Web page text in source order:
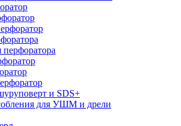
и SDS+
для УШМ и дрели